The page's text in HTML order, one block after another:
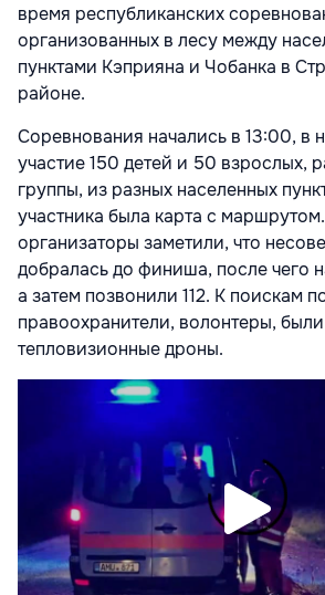
время республиканских
организованных в лесу между
пунктами Кэприяна и Чобанка в
районе.
Соревнования начались в 13:00, в
участие 150 детей и 50 взрослых,
группы, из разных населенных
участника была карта с
организаторы заметили, что
добралась до финиша, после чего
а затем позвонили 112. К поискам
правоохранители, волонтеры,
тепловизионные дроны.